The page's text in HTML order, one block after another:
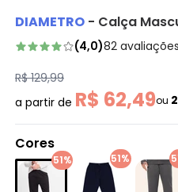
DIAMETRO - Calça
(4,0)82 avaliações
R$ 129,99
a partir de R$ 62,49ou
Cores
51% 51%